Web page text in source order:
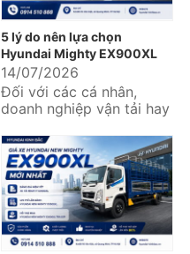
5 lý do nên lựa chọn
Hyundai Mighty EX900XL
14/07/2026
Đối với các cá nhân,
doanh nghiệp vận tải hay
một chiếc xe tải không...